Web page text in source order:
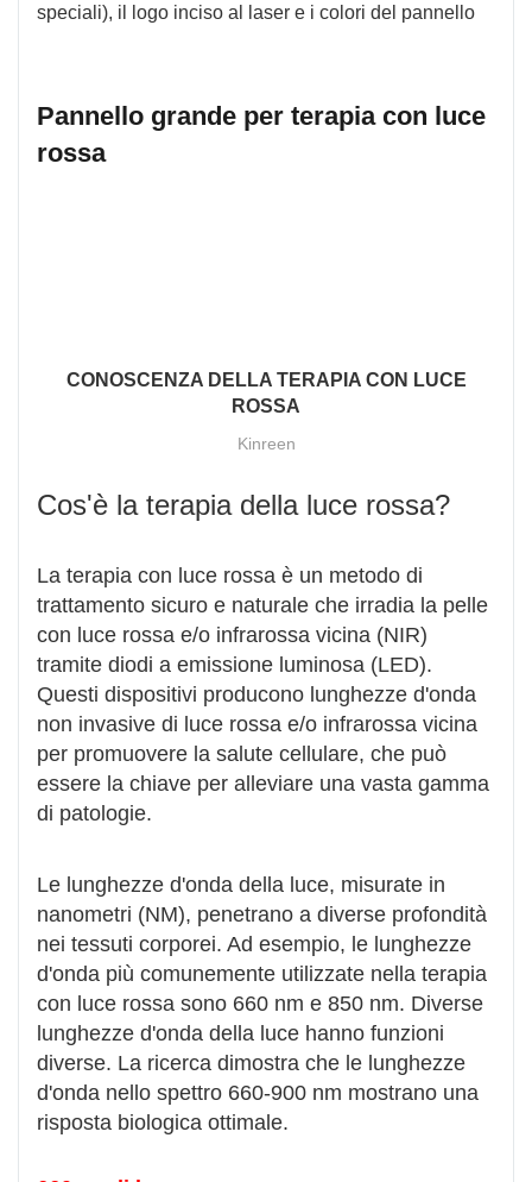
speciali), il logo inciso al laser e i colori del pannello
Pannello grande per terapia con luce
rossa
CONOSCENZA DELLA TERAPIA CON LUCE
ROSSA
Kinreen
Cos'è la terapia della luce rossa?
La terapia con luce rossa è un metodo di
trattamento sicuro e naturale che irradia la pelle
con luce rossa e/o infrarossa vicina (NIR)
tramite diodi a emissione luminosa (LED).
Questi dispositivi producono lunghezze d'onda
non invasive di luce rossa e/o infrarossa vicina
per promuovere la salute cellulare, che può
essere la chiave per alleviare una vasta gamma
di patologie.
Le lunghezze d'onda della luce, misurate in
nanometri (NM), penetrano a diverse profondità
nei tessuti corporei. Ad esempio, le lunghezze
d'onda più comunemente utilizzate nella terapia
con luce rossa sono 660 nm e 850 nm. Diverse
lunghezze d'onda della luce hanno funzioni
diverse. La ricerca dimostra che le lunghezze
d'onda nello spettro 660-900 nm mostrano una
risposta biologica ottimale.